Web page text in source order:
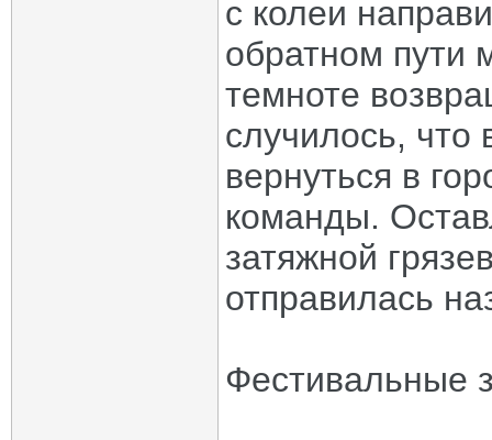
с колеи
обратном пути
темноте
случилось,
вернуться в
команды.
затяжной
отправилась
Фестивальные